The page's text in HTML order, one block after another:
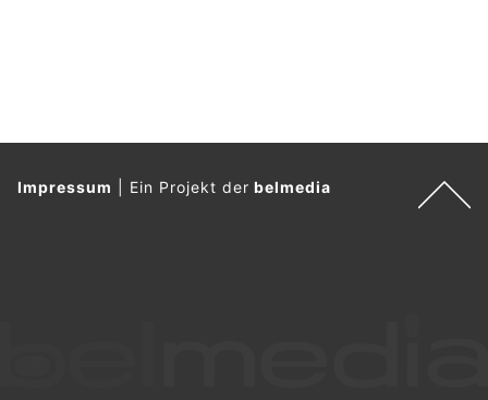
Impressum Ein Projekt derbelmedia